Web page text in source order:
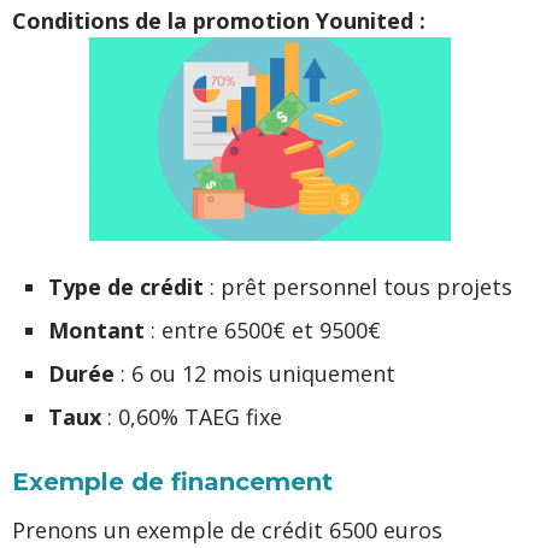
Conditions de la promotion Younited :
Type de crédit : prêt personnel tous projets
Montant : entre 6500€ et 9500€
Durée : 6 ou 12 mois uniquement
Taux : 0,60% TAEG fixe
Exemple de financement
Prenons un exemple de crédit 6500 euros